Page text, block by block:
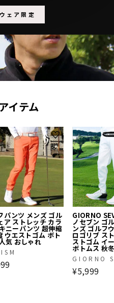
ェア限定
イテム
パンツ メンズ ゴル
ア ストレッチ カラ
ニーパンツ 超伸縮
ウエストゴム ボト
気 おしゃれ
GIORNO
ノセブン ゴ
ンズ ゴルフ
ロゴリブ ス
ストゴム イ
ボトムス 秋
GIORNO
¥5,999